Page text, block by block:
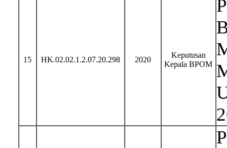
15 HK.02.02.1.2.07.20.298 2020
Keputusan
Kepala BPOM